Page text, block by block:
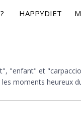
HAPPYDIET
"enfant" et
moments